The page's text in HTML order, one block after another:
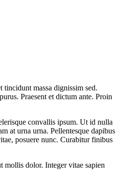
massa dignissim sed.
Praesent et dictum ante. Proin
convallis ipsum. Ut id nulla
at urna urna. Pellentesque dapibus
posuere nunc. Curabitur finibus
mollis dolor. Integer vitae sapien